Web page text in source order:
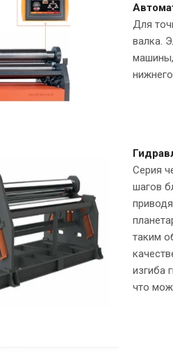
Для
валка.
машины,
Серия
шагов
таким
изгиба
что